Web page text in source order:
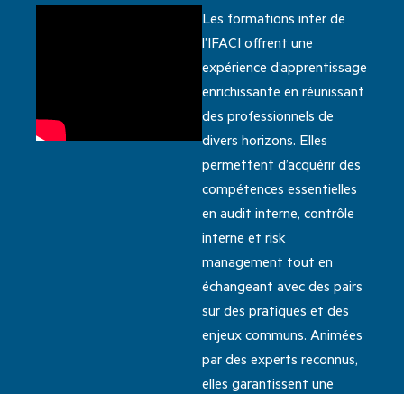
Les formations inter de
l’IFACI offrent une
expérience d’apprentissage
enrichissante en réunissant
des professionnels de
divers horizons. Elles
permettent d’acquérir des
compétences essentielles
en audit interne, contrôle
interne et risk
management tout en
échangeant avec des pairs
sur des pratiques et des
enjeux communs. Animées
par des experts reconnus,
elles garantissent une